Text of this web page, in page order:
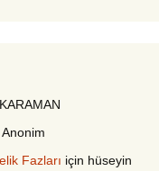
Anonim
Fazları için hüseyin